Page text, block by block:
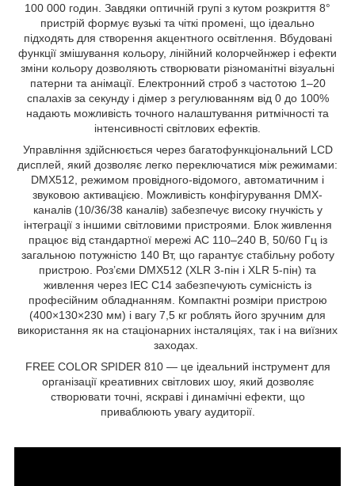
100 000 годин. Завдяки оптичній групі з кутом розкриття 8°
пристрій формує вузькі та чіткі промені, що ідеально
підходять для створення акцентного освітлення. Вбудовані
функції змішування кольору, лінійний колорчейнжер і ефекти
зміни кольору дозволяють створювати різноманітні візуальні
патерни та анімації. Електронний строб з частотою 1–20
спалахів за секунду і дімер з регулюванням від 0 до 100%
надають можливість точного налаштування ритмічності та
інтенсивності світлових ефектів.
Управління здійснюється через багатофункціональний LCD
дисплей, який дозволяє легко переключатися між режимами:
DMX512, режимом провідного-відомого, автоматичним і
звуковою активацією. Можливість конфігурування DMX-
каналів (10/36/38 каналів) забезпечує високу гнучкість у
інтеграції з іншими світловими пристроями. Блок живлення
працює від стандартної мережі AC 110–240 В, 50/60 Гц із
загальною потужністю 140 Вт, що гарантує стабільну роботу
пристрою. Роз’єми DMX512 (XLR 3-пін і XLR 5-пін) та
живлення через IEC C14 забезпечують сумісність із
професійним обладнанням. Компактні розміри пристрою
(400×130×230 мм) і вагу 7,5 кг роблять його зручним для
використання як на стаціонарних інсталяціях, так і на виїзних
заходах.
FREE COLOR SPIDER 810 — це ідеальний інструмент для
організації креативних світлових шоу, який дозволяє
створювати точні, яскраві і динамічні ефекти, що
приваблюють увагу аудиторії.